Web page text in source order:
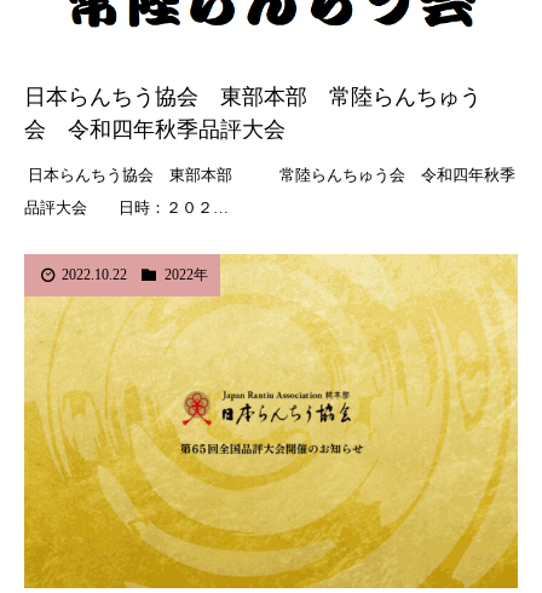
日本らんちう協会 東部本部 常陸らんちゅう
会 令和四年秋季品評大会
日本らんちう協会 東部本部 常陸らんちゅう会 令和四年秋季
品評大会 日時：２０２…
2022.10.22 2022年